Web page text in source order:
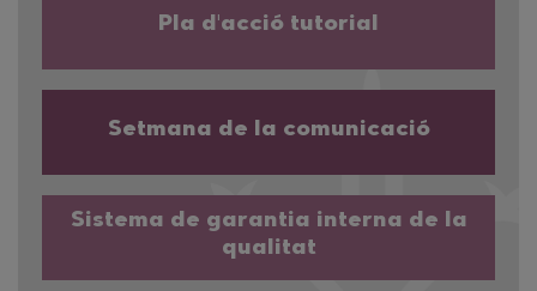
Pla d'acció tutorial
Setmana de la comunicació
Sistema de garantia interna de la
qualitat